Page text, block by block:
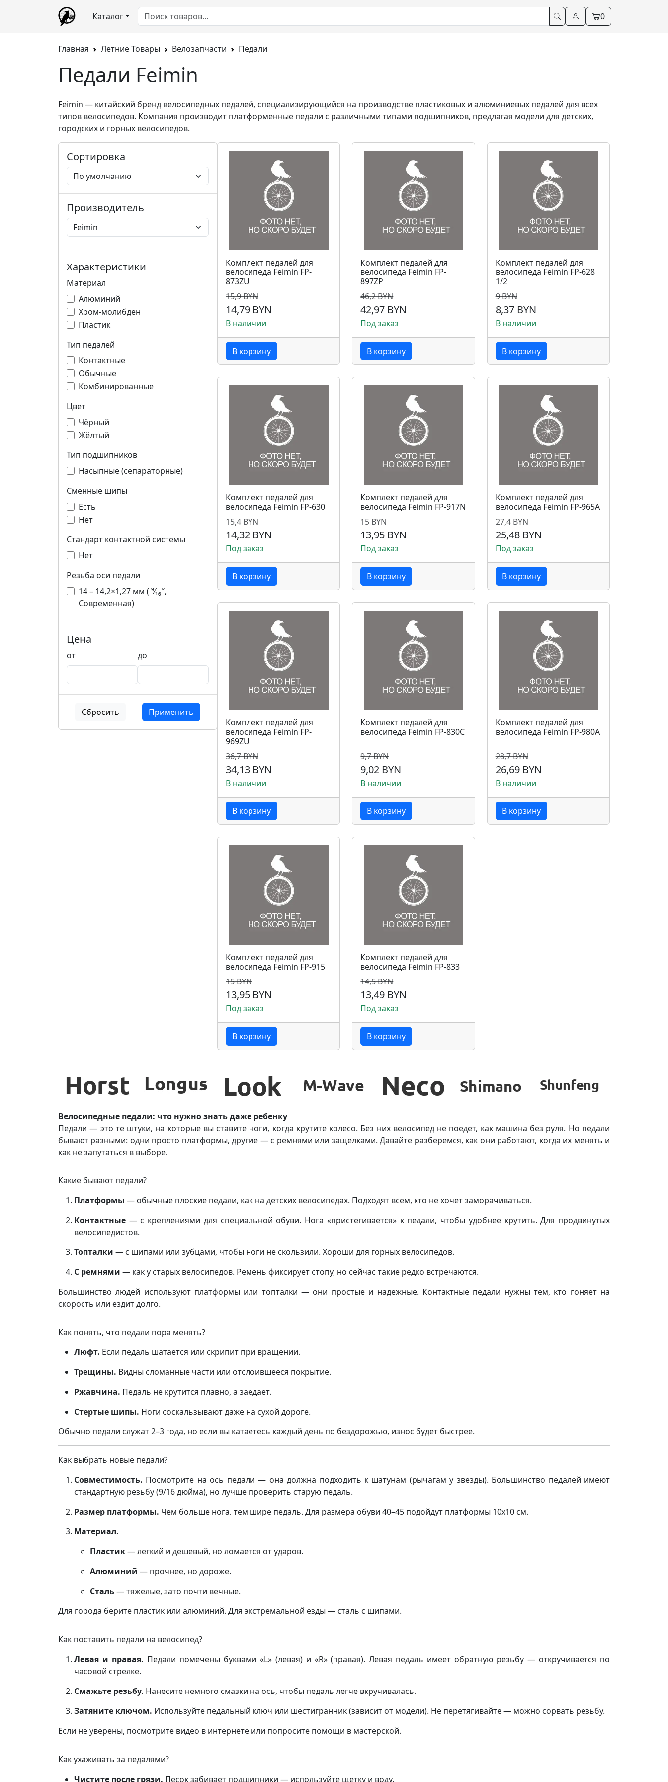
Каталог 0
Главная Летние Товары Велозапчасти Педали
Педали Feimin
Feimin — китайский бренд велосипедных педалей, специализирующийся на производстве пластиковых и алюминиевых педалей для всех
типов велосипедов. Компания производит платформенные педали с различными типами подшипников, предлагая модели для детских,
городских и горных велосипедов.
Сортировка
Производитель
Характеристики
Материал
Алюминий
Хром-молибден
Пластик
Тип педалей
Контактные
Обычные
Комбинированные
Цвет
Чёрный
Жёлтый
Тип подшипников
Насыпные (сепараторные)
Сменные шипы
Есть
Нет
Стандарт контактной системы
Нет
Резьба оси педали
14 – 14,2×1,27 мм ( ⁹⁄₁₆″,
Современная)
Цена
от до
Сбросить Применить
Комплект педалей для
велосипеда Feimin FP-
873ZU
15,9 BYN
14,79 BYN
В наличии
В корзину
Комплект педалей для
велосипеда Feimin FP-
897ZP
46,2 BYN
42,97 BYN
Под заказ
В корзину
Комплект педалей для
велосипеда Feimin FP-628
1/2
9 BYN
8,37 BYN
В наличии
В корзину
Комплект педалей для
велосипеда Feimin FP-630
15,4 BYN
14,32 BYN
Под заказ
В корзину
Комплект педалей для
велосипеда Feimin FP-917N
15 BYN
13,95 BYN
Под заказ
В корзину
Комплект педалей для
велосипеда Feimin FP-965A
27,4 BYN
25,48 BYN
Под заказ
В корзину
Комплект педалей для
велосипеда Feimin FP-
969ZU
36,7 BYN
34,13 BYN
В наличии
В корзину
Комплект педалей для
велосипеда Feimin FP-830C
9,7 BYN
9,02 BYN
В наличии
В корзину
Комплект педалей для
велосипеда Feimin FP-980A
28,7 BYN
26,69 BYN
В наличии
В корзину
Комплект педалей для
велосипеда Feimin FP-915
15 BYN
13,95 BYN
Под заказ
В корзину
Комплект педалей для
велосипеда Feimin FP-833
14,5 BYN
13,49 BYN
Под заказ
В корзину
Велосипедные педали: что нужно знать даже ребенку
Педали — это те штуки, на которые вы ставите ноги, когда крутите колесо. Без них велосипед не поедет, как машина без руля. Но педали
бывают разными: одни просто платформы, другие — с ремнями или защелками. Давайте разберемся, как они работают, когда их менять и
как не запутаться в выборе.
Какие бывают педали?
Платформы — обычные плоские педали, как на детских велосипедах. Подходят всем, кто не хочет заморачиваться.
Контактные — с креплениями для специальной обуви. Нога «пристегивается» к педали, чтобы удобнее крутить. Для продвинутых
велосипедистов.
Топталки — с шипами или зубцами, чтобы ноги не скользили. Хороши для горных велосипедов.
С ремнями — как у старых велосипедов. Ремень фиксирует стопу, но сейчас такие редко встречаются.
Большинство людей используют платформы или топталки — они простые и надежные. Контактные педали нужны тем, кто гоняет на
скорость или ездит долго.
Как понять, что педали пора менять?
Люфт. Если педаль шатается или скрипит при вращении.
Трещины. Видны сломанные части или отслоившееся покрытие.
Ржавчина. Педаль не крутится плавно, а заедает.
Стертые шипы. Ноги соскальзывают даже на сухой дороге.
Обычно педали служат 2–3 года, но если вы катаетесь каждый день по бездорожью, износ будет быстрее.
Как выбрать новые педали?
Совместимость. Посмотрите на ось педали — она должна подходить к шатунам (рычагам у звезды). Большинство педалей имеют
стандартную резьбу (9/16 дюйма), но лучше проверить старую педаль.
Размер платформы. Чем больше нога, тем шире педаль. Для размера обуви 40–45 подойдут платформы 10х10 см.
Материал.
Пластик— легкий и дешевый, но ломается от ударов.
Алюминий — прочнее, но дороже.
Сталь— тяжелые, зато почти вечные.
Для города берите пластик или алюминий. Для экстремальной езды — сталь с шипами.
Как поставить педали на велосипед?
Левая и правая. Педали помечены буквами «L» (левая) и «R» (правая). Левая педаль имеет обратную резьбу — откручивается по
часовой стрелке.
Смажьте резьбу. Нанесите немного смазки на ось, чтобы педаль легче вкручивалась.
Затяните ключом. Используйте педальный ключ или шестигранник (зависит от модели). Не перетягивайте — можно сорвать резьбу.
Если не уверены, посмотрите видео в интернете или попросите помощи в мастерской.
Как ухаживать за педалями?
Чистите после грязи. Песок забивает подшипники — используйте щетку и воду.